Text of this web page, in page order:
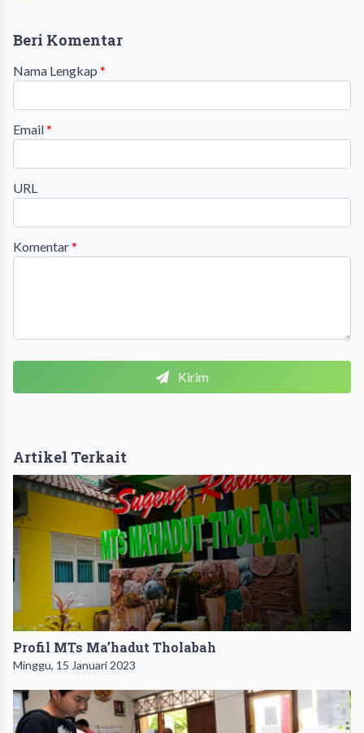
Beri Komentar
Nama Lengkap *
Email*
URL
Komentar*
Kirim
Artikel Terkait
Profil MTs Ma’hadut Tholabah
Minggu, 15 Januari 2023